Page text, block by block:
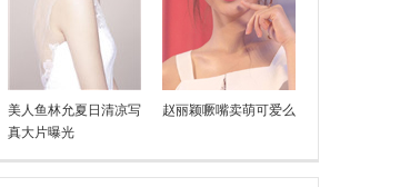
美人鱼林允夏日清凉写
真大片曝光
赵丽颖噘嘴卖萌可爱么